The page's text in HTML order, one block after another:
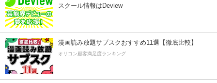
スクール情報はDeview
漫画読み放題サブスクおすすめ11選【徹底比較】
オリコン顧客満足度ランキング